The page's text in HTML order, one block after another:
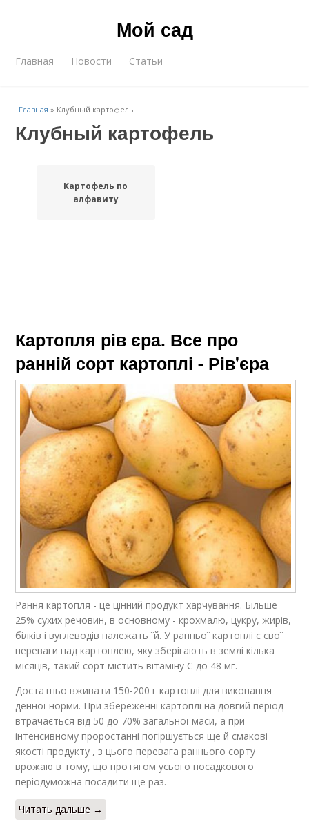
Мой сад
Главная Новости Статьи
Главная » Клубный картофель
Клубный картофель
Картофель по
алфавиту
Картопля рів єра. Все про
ранній сорт картоплі - Рів'єра
Рання картопля - це цінний продукт харчування. Більше
25% сухих речовин, в основному - крохмалю, цукру, жирів,
білків і вуглеводів належать їй. У ранньої картоплі є свої
переваги над картоплею, яку зберігають в землі кілька
місяців, такий сорт містить вітаміну C до 48 мг.
Достатньо вживати 150-200 г картоплі для виконання
денної норми. При збереженні картоплі на довгий період
втрачається від 50 до 70% загальної маси, а при
інтенсивному проростанні погіршується ще й смакові
якості продукту , з цього перевага раннього сорту
врожаю в тому, що протягом усього посадкового
періодуможна посадити ще раз.
Читать дальше →